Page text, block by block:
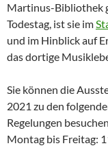
Martinus-Bibliothek
Todestag, ist sie im
und im Hinblick auf
das dortige
Sie können die
2021 zu den
Regelungen
Montag bis Freitag: